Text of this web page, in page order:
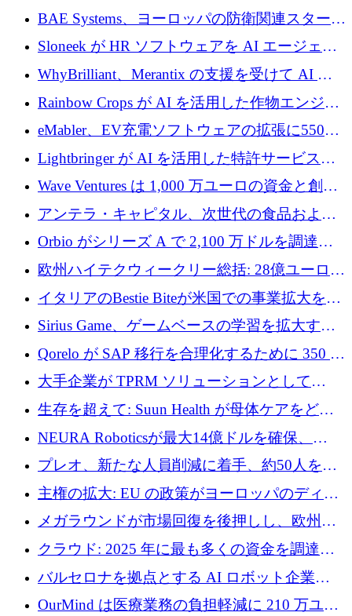
オを拡大するためにシリーズ A で 1,300 万ド
ルを調達
BAE Systems、ヨーロッパの防衛関連スタート
アップの規模拡大を支援するために 5,000 万
ユーロの支援を開始
Sloneek が HR ソフトウェアを AI エージェン
トに変えるために 600 万ドルを調達
WhyBrilliant、Merantix の支援を受けて AI 求
人マッチングを拡大するために 100 万ユーロ
Rainbow Crops が AI を活用した作物エンジニ
アリングを拡張するために 970 万ユーロを調
eMabler、EV充電ソフトウェアの拡張に550万
ユーロを確保
Lightbringer が AI を活用した特許サービスを
拡大するために 1,000 万ドルを調達
Wave Ventures は 1,000 万ユーロの資金と創設
者補助金で 10 周年を迎える
アンテラ・キャピタル、次世代の食品および
アグリテクノロジーのイノベーションを支援
に到達
Orbio がシリーズ A で 2,100 万ドルを調達、
AI 労働力管理を世界の最前線の労働者に提供
欧州ハイテクウィークリー総括: 28億ユーロの
取引と5月のハイライト
イタリアのBestie Biteが米国での事業拡大を加
速するために150万ユーロを調達
Sirius Game、ゲームベースの学習を拡大する
ために 130 万ユーロの資金調達を完了
Qorelo が SAP 移行を合理化するために 350 万
ドルを調達
大手企業が TPRM ソリューションとして
Vanta を選択する理由
生存を超えて: Suun Health が母体ケアをどの
ように再考しているか
NEURA Roboticsが最大14億ドルを確保、
Bending Spoonsが米国IPOを申請、英国首相が
4億ポンドのチップ計画を発表
プレオ、新たな人員削減に着手、約50人を解
雇
主権の拡大: EU の政策がヨーロッパのディー
プテック戦略をどのように再構築しているか
メガラウンドが市場回復を後押しし、欧州の
ハイテク資金調達は5月に105億ユーロに回復
クラウド: 2025 年に最も多くの資金を調達し
た 10 社
バルセロナを拠点とする AI ロボット企業
Theker が 8,500 万ドルを調達
OurMind は医療業務の負担軽減に 210 万ユー